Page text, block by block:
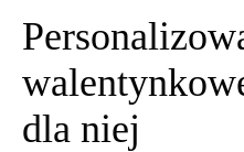
dla niej